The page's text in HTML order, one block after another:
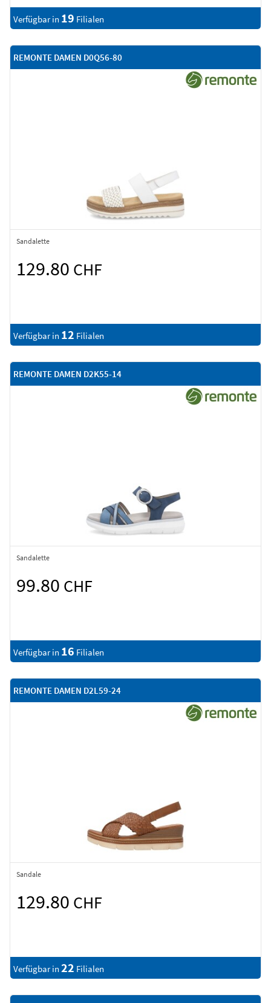
Verfügbar in 19 Filialen
REMONTE DAMEN D0Q56-80
Sandalette
129.80 CHF
Verfügbar in 12 Filialen
REMONTE DAMEN D2K55-14
Sandalette
99.80 CHF
Verfügbar in 16 Filialen
REMONTE DAMEN D2L59-24
Sandale
129.80 CHF
Verfügbar in 22 Filialen